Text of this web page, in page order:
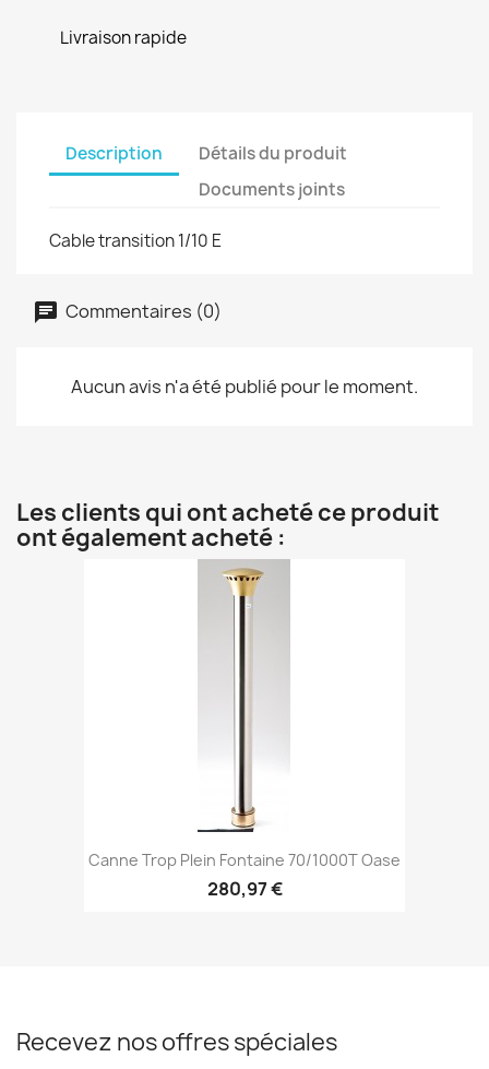
Livraison rapide
Description
Détails du produit
Documents joints
Cable transition 1/10 E
Commentaires (0)
Aucun avis n'a été publié pour le moment.
Les clients qui ont acheté ce produit
ont également acheté :
Canne Trop Plein Fontaine 70/1000T Oase
280,97 €
Recevez nos offres spéciales